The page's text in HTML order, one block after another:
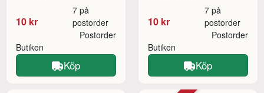
10 kr
7 på
postorder
Butiken
Postorder
Köp
10 kr
7 på
postorder
Butiken
Postorder
Köp